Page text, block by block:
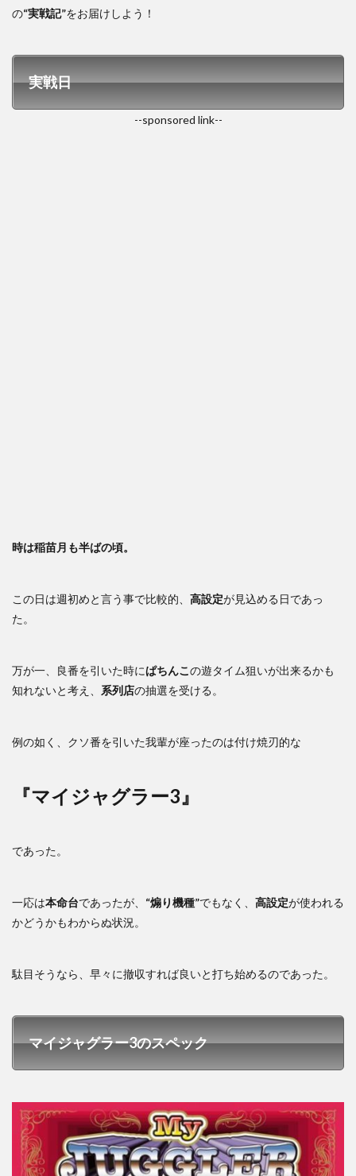
の“実戦記”をお届けしよう！
実戦日
--sponsored link--
時は稲苗月も半ばの頃。
この日は週初めと言う事で比較的、 高設定が見込める日であっ
た。
万が一、良番を引いた時にぱちんこの遊タイム狙いが出来るかも
知れないと考え、 系列店の抽選を受ける。
例の如く、クソ番を引いた我輩が座ったのは付け焼刃的な
『マイジャグラー3』
であった。
一応は本命台であったが、 “煽り機種”でもなく、 高設定が使われる
かどうかもわからぬ状況。
駄目そうなら、早々に撤収すれば良いと打ち始めるのであった。
マイジャグラー3のスペック